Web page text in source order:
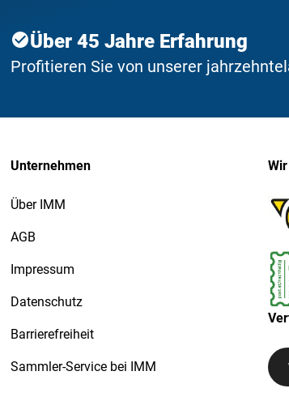
Über 45 Jahre Erfahrung
Profitieren Sie von unserer
Unternehmen
Über IMM
AGB
Impressum
Datenschutz
Barrierefreiheit
Sammler-Service bei IMM